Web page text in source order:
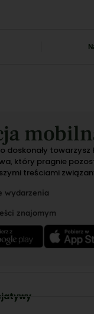
doskonały towarzysz
który pragnie
treściami
wydarzenia
znajomym